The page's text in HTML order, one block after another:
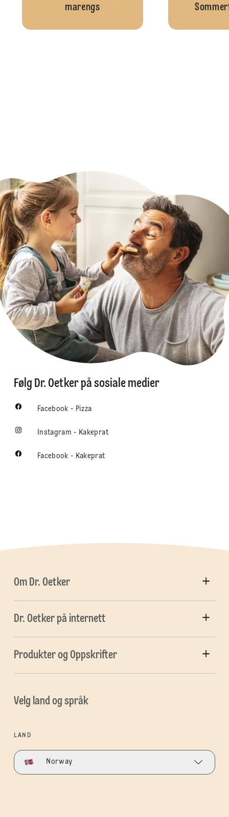
marengs
Følg Dr. Oetker på sosiale medier
Facebook - Pizza
Instagram - Kakeprat
Facebook - Kakeprat
Om Dr. Oetker
Dr. Oetker på internett
Produkter og Oppskrifter
Velg land og språk
LAND
Norway